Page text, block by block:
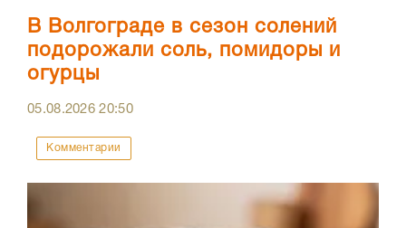
В Волгограде в сезон солений
подорожали соль, помидоры и
огурцы
05.08.202620:50
Комментарии